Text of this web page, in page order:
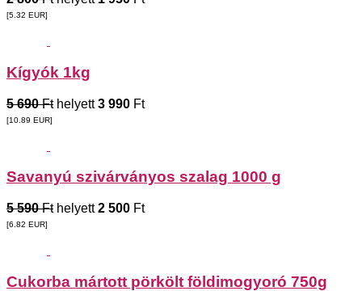
[5.32 EUR]
Kígyók 1kg
5 690 Fthelyett3 990 Ft
[10.89 EUR]
Savanyú szivárványos szalag 1000 g
5 590 Fthelyett2 500 Ft
[6.82 EUR]
Cukorba mártott pörkölt földimogyoró 750g